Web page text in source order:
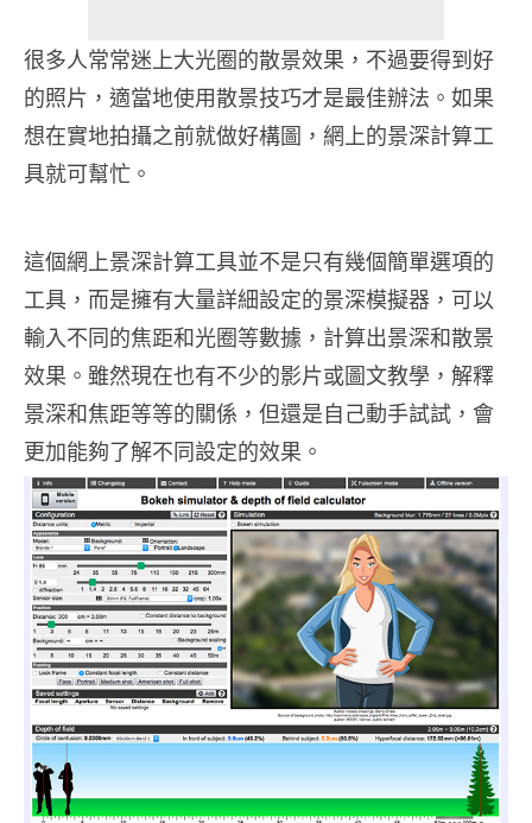
很多人常常迷上大光圈的散景效果，不過要得到好
的照片，適當地使用散景技巧才是最佳辦法。如果
想在實地拍攝之前就做好構圖，網上的景深計算工
具就可幫忙。
這個網上景深計算工具並不是只有幾個簡單選項的
工具，而是擁有大量詳細設定的景深模擬器，可以
輸入不同的焦距和光圈等數據，計算出景深和散景
效果。雖然現在也有不少的影片或圖文教學，解釋
景深和焦距等等的關係，但還是自己動手試試，會
更加能夠了解不同設定的效果。